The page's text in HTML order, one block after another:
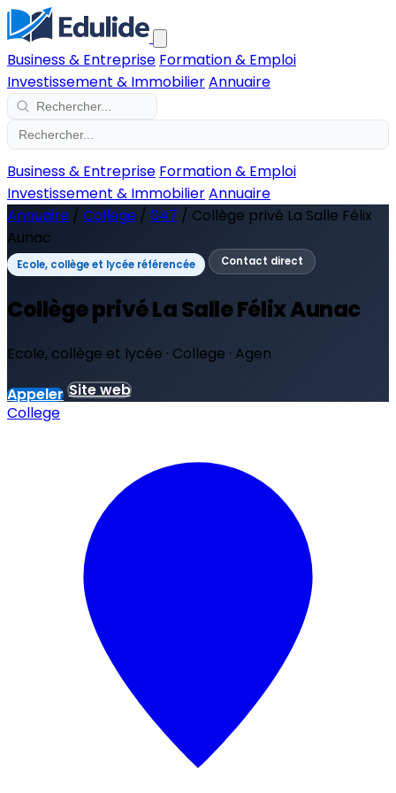
Business & Entreprise Formation & Emploi
Investissement & ImmobilierAnnuaire
Business & Entreprise Formation & Emploi
Investissement & ImmobilierAnnuaire
Annuaire / College / 047 / Collège privé La Salle Félix
Aunac
Ecole, collège et lycée référencée Contact direct
Collège privé La Salle Félix Aunac
Ecole, collège et lycée · College · Agen
Appeler Site web
College